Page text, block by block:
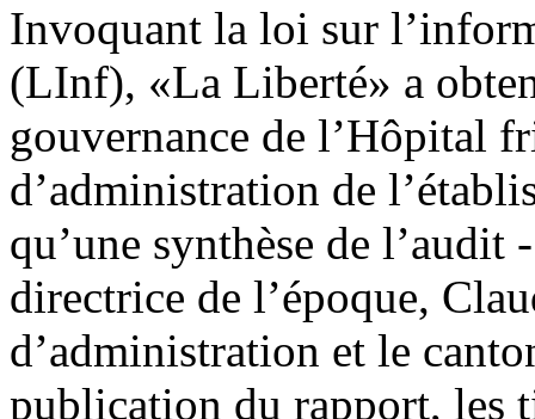
Invoquant la loi sur
(LInf), «La Liberté» a
gouvernance de l’Hôpital
d’administration de
qu’une synthèse de
directrice de l’époque,
d’administration et le
publication du rapport, les